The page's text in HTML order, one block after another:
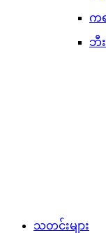
က
ဘီ
သတင်းများ